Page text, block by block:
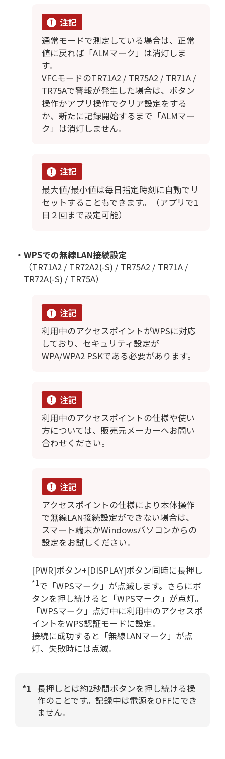
注記
通常モードで測定している場合は、正常
値に戻れば「ALMマーク」は消灯しま
す。
VFCモードのTR71A2 / TR75A2 / TR71A /
TR75Aで警報が発生した場合は、ボタン
操作かアプリ操作でクリア設定をする
か、新たに記録開始するまで「ALMマー
ク」は消灯しません。
注記
最大値/最小値は毎日指定時刻に自動でリ
セットすることもできます。（アプリで1
日２回まで設定可能）
・WPSでの無線LAN接続設定
（TR71A2 / TR72A2(-S) / TR75A2 / TR71A /
TR72A(-S) / TR75A）
注記
利用中のアクセスポイントがWPSに対応
しており、セキュリティ設定が
WPA/WPA2 PSKである必要があります。
注記
利用中のアクセスポイントの仕様や使い
方については、販売元メーカーへお問い
合わせください。
注記
アクセスポイントの仕様により本体操作
で無線LAN接続設定ができない場合は、
スマート端末かWindowsパソコンからの
設定をお試しください。
[PWR]ボタン+[DISPLAY]ボタン同時に長押し
*1で「WPSマーク」が点滅します。さらにボ
タンを押し続けると「WPSマーク」が点灯。
「WPSマーク」点灯中に利用中のアクセスポ
イントをWPS認証モードに設定。
接続に成功すると「無線LANマーク」が点
灯、失敗時には点滅。
*1 長押しとは約2秒間ボタンを押し続ける操
作のことです。記録中は電源をOFFにでき
ません。